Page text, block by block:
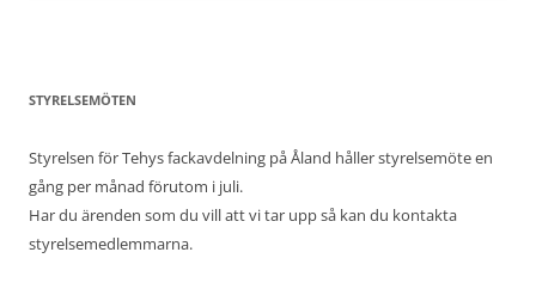
STYRELSEMÖTEN
Styrelsen för Tehys fackavdelning på Åland håller styrelsemöte en
gång per månad förutom i juli.
Har du ärenden som du vill att vi tar upp så kan du kontakta
styrelsemedlemmarna.